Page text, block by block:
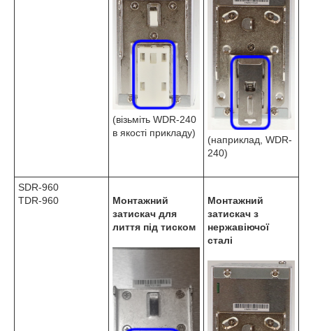
(візьміть WDR-240
в якості прикладу)
(наприклад, WDR-
240)
SDR-960
TDR-960
Монтажний
затискач для
лиття під тиском
Монтажний
затискач з
нержавіючої
сталі